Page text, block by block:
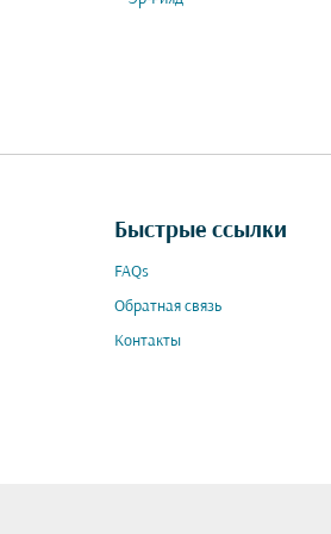
Быстрые ссылки
FAQs
Обратная связь
Контакты